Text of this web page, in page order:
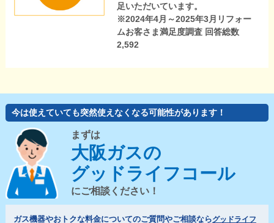
足いただいています。
※2024年4月～2025年3月リフォー
ムお客さま満足度調査 回答総数
2,592
今は使えていても突然使えなくなる可能性があります！
まずは
大阪ガスの
グッドライフコール
にご相談ください！
ガス機器やおトクな料金についてのご質問やご相談ならグッドライフ